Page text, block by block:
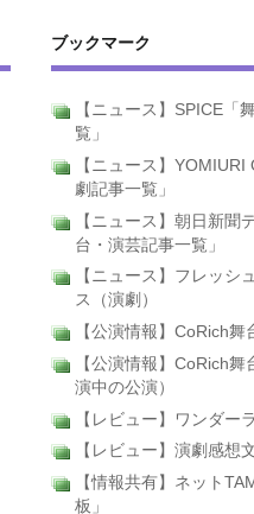
ブックマーク
【ニュース】SPICE「
覧」
【ニュース】YOMIURI
劇記事一覧」
【ニュース】朝日新聞
台・演芸記事一覧」
【ニュース】フレッシ
ス（演劇）
【公演情報】CoRich舞
【公演情報】CoRich舞
演中の公演）
【レビュー】ワンダー
【レビュー】演劇感想
【情報共有】ネット
板」